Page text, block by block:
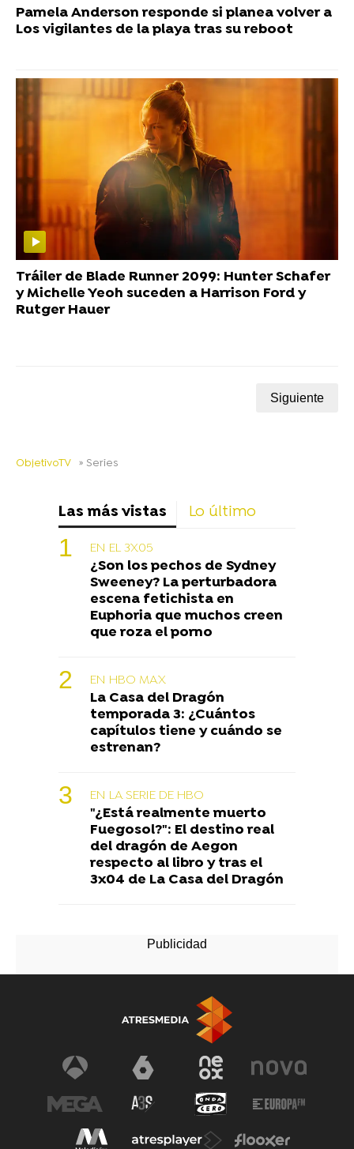
Pamela Anderson responde si planea volver a
Los vigilantes de la playa tras su reboot
Tráiler de Blade Runner 2099: Hunter Schafer
y Michelle Yeoh suceden a Harrison Ford y
Rutger Hauer
Siguiente
ObjetivoTV » Series
Las más vistas Lo último
EN EL 3X05
¿Son los pechos de Sydney
Sweeney? La perturbadora
escena fetichista en
Euphoria que muchos creen
que roza el porno
EN HBO MAX
La Casa del Dragón
temporada 3: ¿Cuántos
capítulos tiene y cuándo se
estrenan?
EN LA SERIE DE HBO
"¿Está realmente muerto
Fuegosol?": El destino real
del dragón de Aegon
respecto al libro y tras el
3x04 de La Casa del Dragón